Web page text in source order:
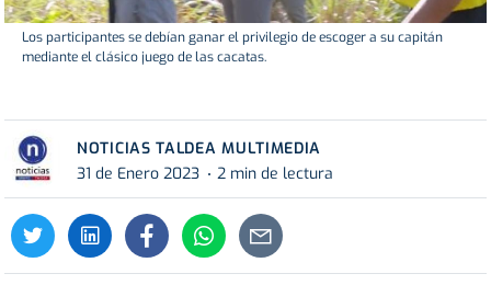
Los participantes se debían ganar el privilegio de escoger a su capitán
mediante el clásico juego de las cacatas.
NOTICIAS TALDEA MULTIMEDIA
31 de Enero 2023
2 min de lectura